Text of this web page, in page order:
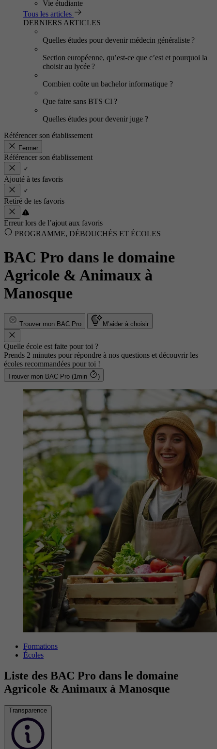
Vie étudiante
Tous les articles
DERNIERS ARTICLES
Quelles études pour devenir médecin généraliste ?
Section européenne, qu’est-ce que c’est et pourquoi la
choisir au lycée ?
Combien coûte un bachelor informatique ?
Que faire sans BTS CI ?
Quelles études pour devenir juge ?
Référencer son établissement
Fermer
Référencer son établissement
Ajouté à tes favoris
Retiré de tes favoris
Erreur lors de l’ajout aux favoris
PROGRAMME, DÉBOUCHÉS ET ÉCOLES
BAC Pro dans le domaine
Agricole & Animaux à
Manosque
Trouver mon BAC Pro M’aider à choisir
Quelle école est faite pour toi ?
Prends 2 minutes pour répondre à nos questions et découvrir les
écoles recommandées pour toi !
Trouver mon BAC Pro (1min )
Formations
Écoles
Liste des BAC Pro dans le domaine
Agricole & Animaux à Manosque
Transparence